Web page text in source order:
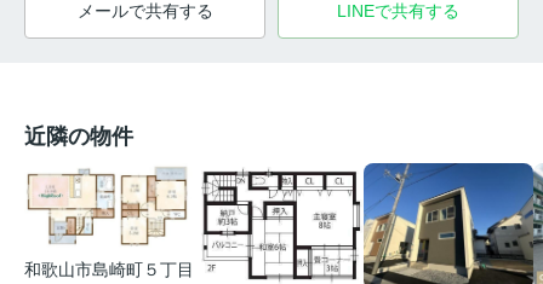
メールで共有する LINEで共有する
近隣の物件
和歌山市島崎町５丁目